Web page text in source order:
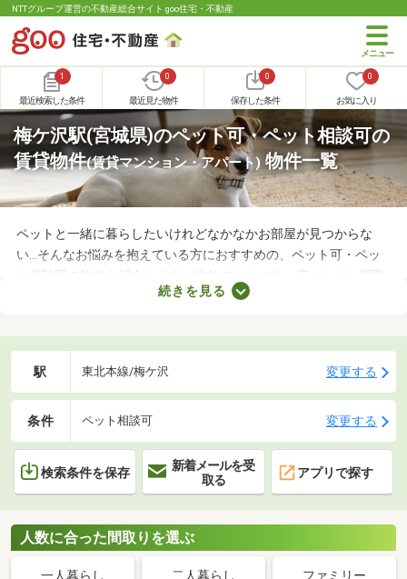
NTTグループ運営の不動産総合サイト goo住宅・不動産
1
最近検索した条件
0
最近見た物件
0
保存した条件
0
お気に入り
梅ケ沢駅(宮城県)のペット可・ペット相談可の
賃貸物件(賃貸マンション・アパート) 物件一覧
ペットと一緒に暮らしたいけれどなかなかお部屋が見つからな
い…そんなお悩みを抱えている方におすすめの、ペット可・ペッ
ト相談可の物件を紹介します。物件のなかには、広々とした間取
りや新しい設備を備えているお部屋もあります。人とペットが安
できるお部屋を探してみてくださいね。
続きを見る
駅 東北本線/梅ケ沢 変更する
条件 ペット相談可 変更する
検索条件を保存
新着メールを受
取る
アプリで探す
人数に合った間取りを選ぶ
一人暮らし 二人暮らし ファミリー